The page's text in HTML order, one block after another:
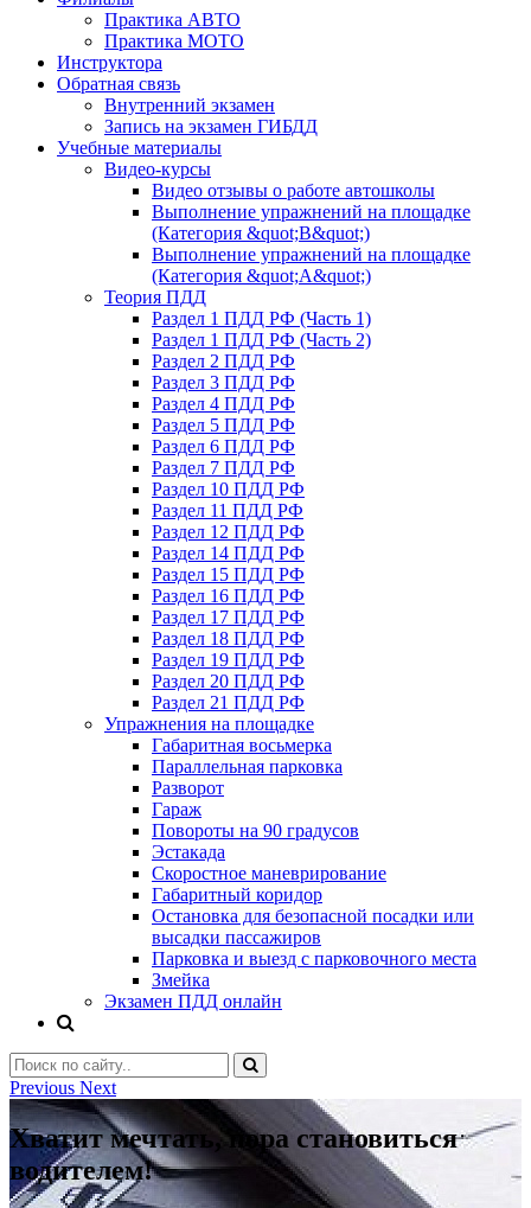
Практика АВТО
Практика МОТО
Инструктора
Обратная связь
Внутренний экзамен
Запись на экзамен ГИБДД
Учебные материалы
Видео-курсы
Видео отзывы о работе автошколы
Выполнение упражнений на площадке
(Категория &quot;В&quot;)
Выполнение упражнений на площадке
(Категория &quot;А&quot;)
Теория ПДД
Раздел 1 ПДД РФ (Часть 1)
Раздел 1 ПДД РФ (Часть 2)
Раздел 2 ПДД РФ
Раздел 3 ПДД РФ
Раздел 4 ПДД РФ
Раздел 5 ПДД РФ
Раздел 6 ПДД РФ
Раздел 7 ПДД РФ
Раздел 10 ПДД РФ
Раздел 11 ПДД РФ
Раздел 12 ПДД РФ
Раздел 14 ПДД РФ
Раздел 15 ПДД РФ
Раздел 16 ПДД РФ
Раздел 17 ПДД РФ
Раздел 18 ПДД РФ
Раздел 19 ПДД РФ
Раздел 20 ПДД РФ
Раздел 21 ПДД РФ
Упражнения на площадке
Габаритная восьмерка
Параллельная парковка
Разворот
Гараж
Повороты на 90 градусов
Эстакада
Скоростное маневрирование
Габаритный коридор
Остановка для безопасной посадки или
высадки пассажиров
Парковка и выезд с парковочного места
Змейка
Экзамен ПДД онлайн
Previous Next
Хватит мечтать, пора становиться
водителем!